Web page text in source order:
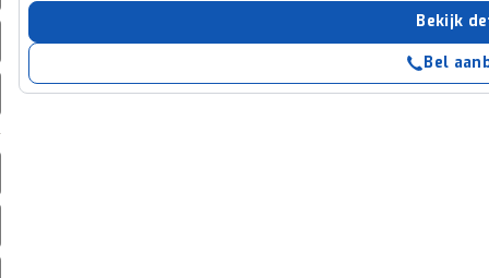
We tonen je graag relevante advertenties en
op en buiten onze website volgt – uiteraard op
en privacyverklaring
. Als je weigert, plaatsen we
cookies. Je voorkeuren kun je later altijd
Bekijk
Bel